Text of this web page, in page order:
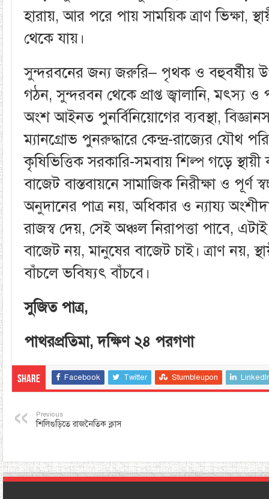
হারায়, আর পরে পায় সাময়িক ত্রাণ ভিক্ষা,
থেকে যায়।
সুন্দরবনের জন্য জরুরি– পৃথক ও বহুবর্ষীয়
গঠন, সুন্দরবন থেকে প্রাপ্ত জ্বালানি, মৎস্য ও
অংশ আইনত পুনর্বিনিয়োগের ব্যবস্থা,
ম্যানগ্রোভ পুনরুদ্ধারে কেন্দ্র-রাজ্যের যৌথ
কৃষিভিত্তিক সরকারি-সমবায় শিল্প গড়ে স্থায়ী
বাজেট বাস্তবায়নে সামাজিক নিরীক্ষা ও পূর্ণ
অনুদানের পাত্র নয়, অধিকার ও ন্যায্য
রাজস্ব দেয়, সেই অঞ্চল নিরাপত্তা পাবে, এটাই
বাজেট নয়, মানুষের বাজেট চাই। ত্রাণ নয়,
বাঁচলে ভবিষ্যৎ বাঁচবে।
সুজিত পাত্র,
পাথরপ্রতিমা,দক্ষিণ ২৪ পরগণা
Share Facebook Twitter Stumbleupon
Previous
শিলিগুড়িতে রাজনৈতিক ক্লাস